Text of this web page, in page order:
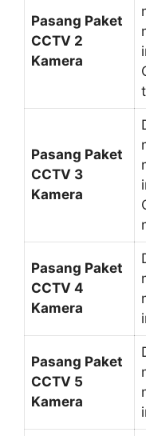
Pasang Paket
CCTV 2
Kamera
Pasang Paket
CCTV 3
Kamera
Pasang Paket
CCTV 4
Kamera
Pasang Paket
CCTV 5
Kamera